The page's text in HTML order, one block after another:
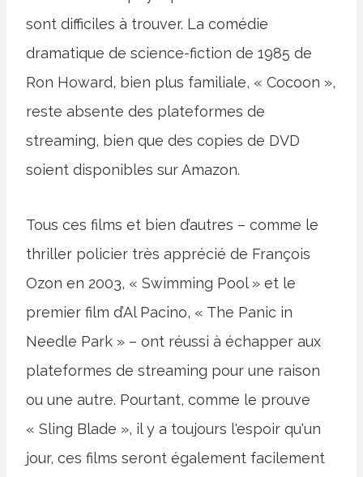
sont difficiles à trouver. La comédie
dramatique de science-fiction de 1985 de
Ron Howard, bien plus familiale, « Cocoon »,
reste absente des plateformes de
streaming, bien que des copies de DVD
soient disponibles sur Amazon.
Tous ces films et bien d’autres – comme le
thriller policier très apprécié de François
Ozon en 2003, « Swimming Pool » et le
premier film d’Al Pacino, « The Panic in
Needle Park » – ont réussi à échapper aux
plateformes de streaming pour une raison
ou une autre. Pourtant, comme le prouve
« Sling Blade », il y a toujours l'espoir qu'un
jour, ces films seront également facilement